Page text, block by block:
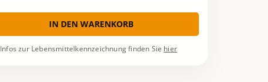
IN DEN WARENKORB
Infos zur Lebensmittelkennzeichnung finden Sie hier